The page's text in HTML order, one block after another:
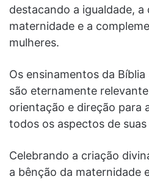
destacando a igualdade, a
maternidade e a
mulheres.
Os ensinamentos da
são eternamente
orientação e direção para
todos os aspectos de suas
Celebrando a criação
a bênção da maternidade